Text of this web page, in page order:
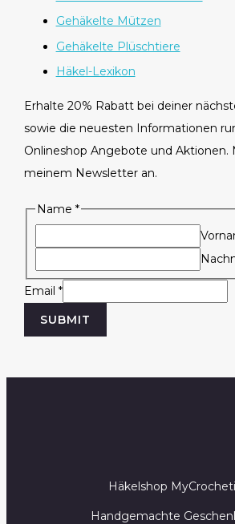
Gehäkelte Mützen
Gehäkelte Plüschtiere
Häkel-Lexikon
Erhalte 20% Rabatt bei deiner
sowie die neuesten Informationen
Onlineshop Angebote und Aktionen.
meinem Newsletter an.
Name*
N
m
E
Email *
SUBMIT
Häkelshop
Handgemachte